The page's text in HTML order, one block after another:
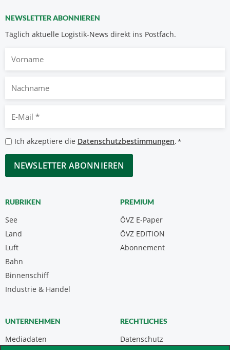
NEWSLETTER ABONNIEREN
Täglich aktuelle Logistik-News direkt ins Postfach.
Nachname
Mail
*
Datenschutzbestimmungen
*
Ich akzeptiere die Datenschutzbestimmungen.*
CAPTCHA
RUBRIKEN
See
Land
Luft
Bahn
Binnenschiff
Industrie & Handel
PREMIUM
ÖVZ E-Paper
Abonnement
ÖVZ EDITION
UNTERNEHMEN
Mediadaten
RECHTLICHES
Datenschutz